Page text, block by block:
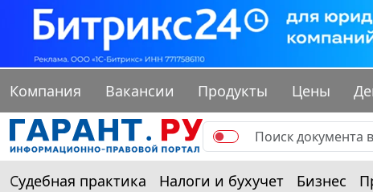
Компания Вакансии Продукты Цены
Судебная практика Налоги и бухучет Бизнес